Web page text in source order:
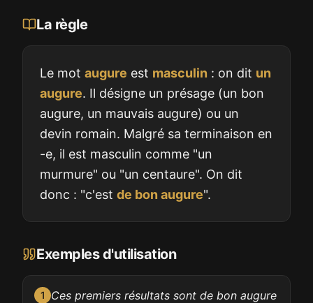
La règle
Le mot augure est masculin : on dit un
augure. Il désigne un présage (un bon
augure, un mauvais augure) ou un
devin romain. Malgré sa terminaison en
-e, il est masculin comme "un
murmure" ou "un centaure". On dit
donc : "c'est de bon augure".
Exemples d'utilisation
1
Ces premiers résultats sont de bon augure